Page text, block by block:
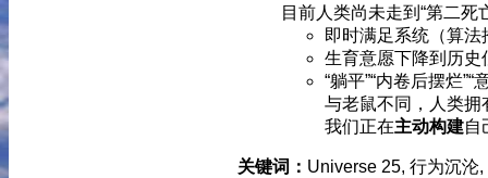
目前人类尚未走到“第二
即时满足系统（算
生育意愿下降到历史
“躺平”“内卷后摆烂
与老鼠不同，人类
我们正在主动构建自
关键词： Universe 25, 行为沉沦